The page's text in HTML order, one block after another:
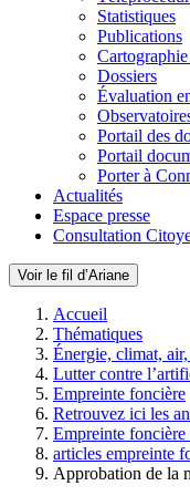
Statistiques
Publications
Dossiers
Évaluation
Portail des
Portail
Porter à
Actualités
Espace presse
Consultation
Voir le fil d’Ariane
Accueil
Thématiques
Énergie, climat,
Lutter contre
Empreinte foncière
Retrouvez ici les
Empreinte foncière
articles empreinte
Approbation de la